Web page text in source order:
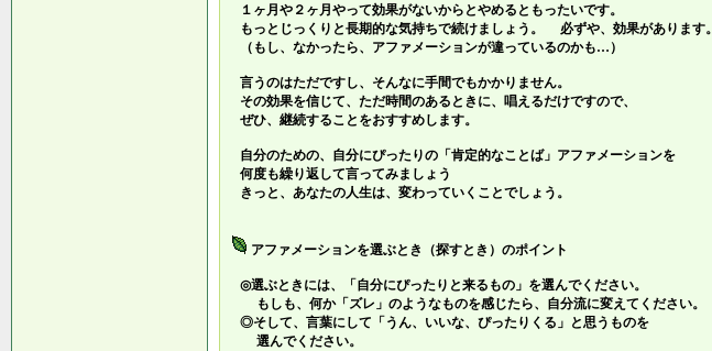
１ヶ月や２ヶ月やって効果がないからとやめるともったいです。
もっとじっくりと長期的な気持ちで続けましょう。 必ずや、効果があります。
（もし、なかったら、アファメーションが違っているのかも…）
言うのはただですし、そんなに手間でもかかりません。
その効果を信じて、ただ時間のあるときに、唱えるだけですので、
ぜひ、継続することをおすすめします。
自分のための、自分にぴったりの「肯定的なことば」アファメーションを
何度も繰り返して言ってみましょう
きっと、あなたの人生は、変わっていくことでしょう。
アファメーションを選ぶとき（探すとき）のポイント
◎選ぶときには、「自分にぴったりと来るもの」を選んでください。
もしも、何か「ズレ」のようなものを感じたら、自分流に変えてください。
◎そして、言葉にして「うん、いいな、ぴったりくる」と思うものを
選んでください。